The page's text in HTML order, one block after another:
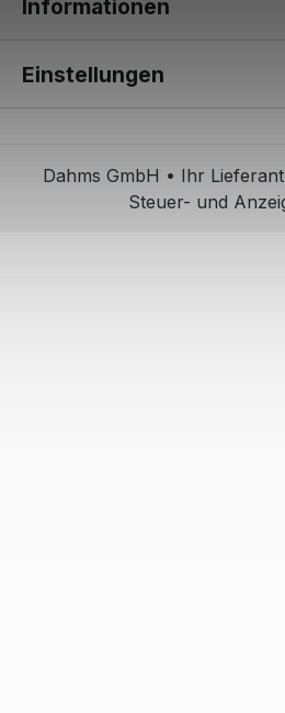
Informationen
Einstellungen
Dahms GmbH • Ihr
Steuer- und